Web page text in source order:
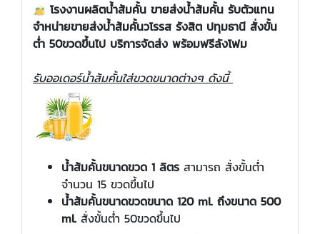
โรงงานผลิตน้ำส้มคั้น ขายส่งน้ำส้มคั้น รับตัวแทน
จำหน่ายขายส่งน้ำส้มคั้นวโรรส รังสิต ปทุมธานี สั่งขั้น
ต่ำ 50ขวดขึ้นไป บริการจัดส่ง พร้อมฟรีลังโฟม
รับออเดอร์น้ำส้มคั้นใส่ขวดขนาดต่างๆ ดังนี้
น้ำส้มคั้นขนาดขวด 1 ลิตร สามารถ สั่งขั้นต่ำ
จำนวน 15 ขวดขึ้นไป
น้ำส้มคั้นขนาดขวดขนาด 120 ml. ถึงขนาด 500
ml. สั่งขั้นต่ำ 50ขวดขึ้นไป